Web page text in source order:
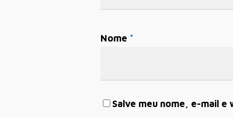
Nome *
Salve meu nome, e-mail